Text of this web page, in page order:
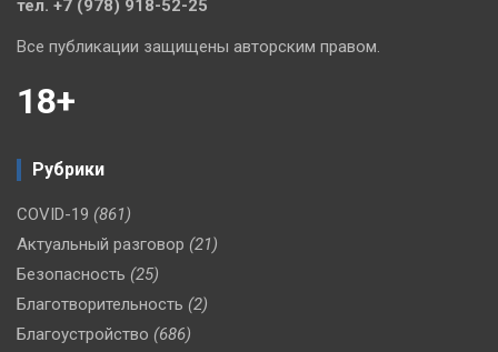
тел. +7 (978) 918-52-25
Все публикации защищены авторским правом.
18+
Рубрики
COVID-19 (861)
Актуальный разговор (21)
Безопасность (25)
Благотворительность (2)
Благоустройство (686)